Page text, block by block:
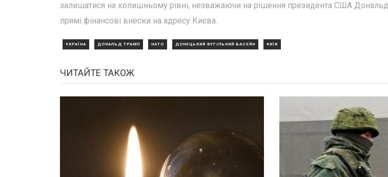
залишатися на колишньому рівні, незважаючи на рішення президента США
прямі фінансові внески на адресу Києва.
УКРАЇНА ДОНАЛЬД ТРАМП НАТО ДОНЕЦЬКИЙ ВУГІЛЬНИЙ БАСЕЙН КИЇВ
ЧИТАЙТЕ ТАКОЖ